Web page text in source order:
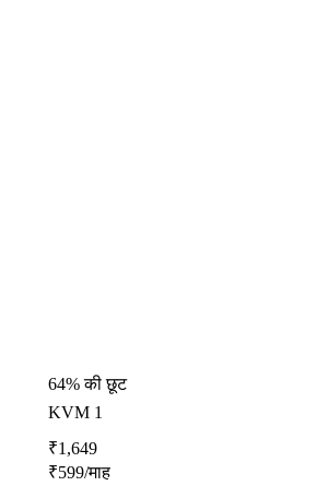
64% की छूट
KVM 1
₹1,649
₹599/माह